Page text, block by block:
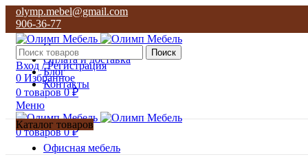
olymp.mebel@gmail.com
906-36-77
О нас
Оплата и доставка
Блог
Контакты
Поиск
Вход / Регистрация
0 Избранное
0 товаров 0₽
Меню
0товаров 0₽
Каталог товаров
Офисная мебель